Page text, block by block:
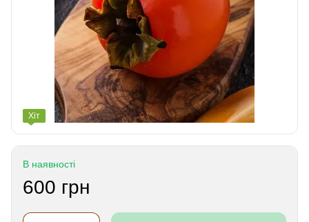
Хіт
В наявності
600 грн